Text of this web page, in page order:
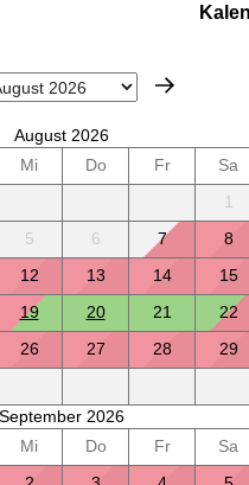
August 2026
Mi Do Fr Sa
1
5 6 7 8
12 13 14 15
19 20 21 22
26 27 28 29
September 2026
Mi Do Fr Sa